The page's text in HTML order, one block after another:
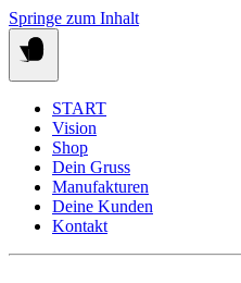
Springe zum Inhalt
START
Vision
Shop
Dein Gruss
Manufakturen
Deine Kunden
Kontakt